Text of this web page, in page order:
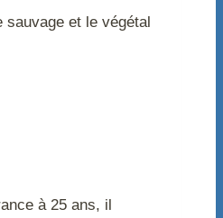
sauvage et le végétal
à 25 ans, il